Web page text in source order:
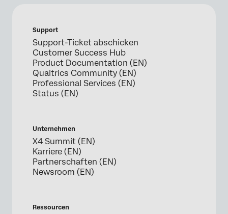
Support
Support-Ticket abschicken
Customer Success Hub
Product Documentation (EN)
Qualtrics Community (EN)
Professional Services (EN)
Status (EN)
Unternehmen
X4 Summit (EN)
Karriere (EN)
Partnerschaften (EN)
Newsroom (EN)
Ressourcen